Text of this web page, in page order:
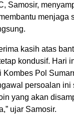
Samosir,
menjaga
kasih atas
kondusif. Hari
Kombes Pol
persoalan ini
yang akan
ujar Samosir.